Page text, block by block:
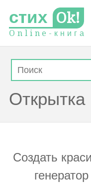
стих Ok!
O n l i n e - к н и г а
Открытка
Создать